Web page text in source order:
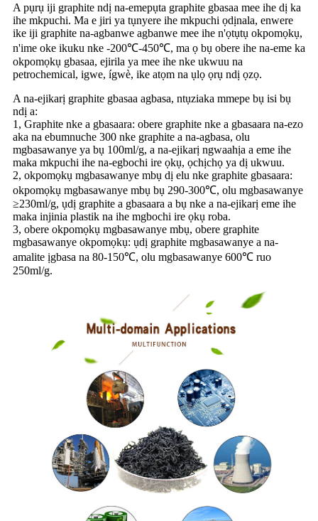
A pụrụ iji graphite ndị na-emepụta graphite gbasaa mee ihe dị ka
ihe mkpuchi. Ma e jiri ya tụnyere ihe mkpuchi ọdịnala, enwere
ike iji graphite na-agbanwe agbanwe mee ihe n'ọtụtụ okpomọkụ,
n'ime oke ikuku nke -200℃-450℃, ma ọ bụ obere ihe na-eme ka
okpomọkụ gbasaa, ejirila ya mee ihe nke ukwuu na
petrochemical, igwe, ígwè, ike atọm na ụlọ ọrụ ndị ọzọ.
A na-ejikarị graphite gbasaa agbasa, ntụziaka mmepe bụ isi bụ
ndị a:
1, Graphite nke a gbasaara: obere graphite nke a gbasaara na-ezo
aka na ebumnuche 300 nke graphite a na-agbasa, olu
mgbasawanye ya bụ 100ml/g, a na-ejikarị ngwaahịa a eme ihe
maka mkpuchi ihe na-egbochi ire ọkụ, ọchịchọ ya dị ukwuu.
2, okpomọkụ mgbasawanye mbụ dị elu nke graphite gbasaara:
okpomọkụ mgbasawanye mbụ bụ 290-300℃, olu mgbasawanye
≥230ml/g, ụdị graphite a gbasaara a bụ nke a na-ejikarị eme ihe
maka injinia plastik na ihe mgbochi ire ọkụ roba.
3, obere okpomọkụ mgbasawanye mbụ, obere graphite
mgbasawanye okpomọkụ: ụdị graphite mgbasawanye a na-
amalite ịgbasa na 80-150℃, olu mgbasawanye 600℃ ruo
250ml/g.